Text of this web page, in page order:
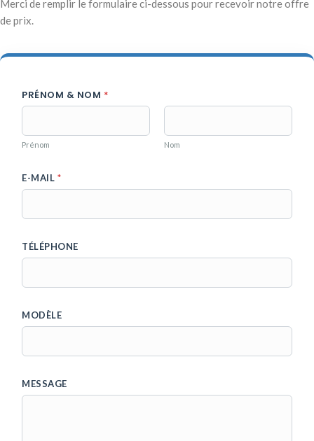
Merci de remplir le formulaire ci-dessous pour recevoir notre offre
de prix.
PRÉNOM & NOM *
Prénom Nom
E-MAIL *
TÉLÉPHONE
MODÈLE
E
S
MESSAGE